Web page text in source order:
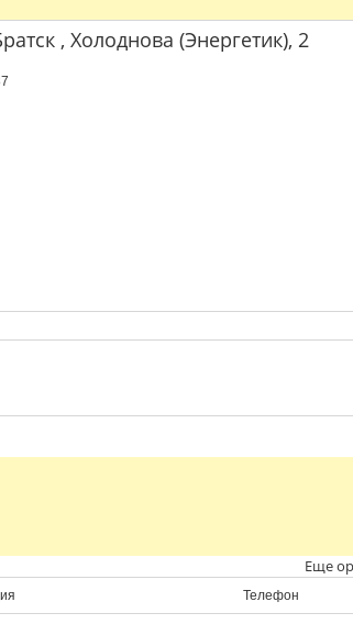
, Холоднова (Энергетик), 2
Еще
Телефон